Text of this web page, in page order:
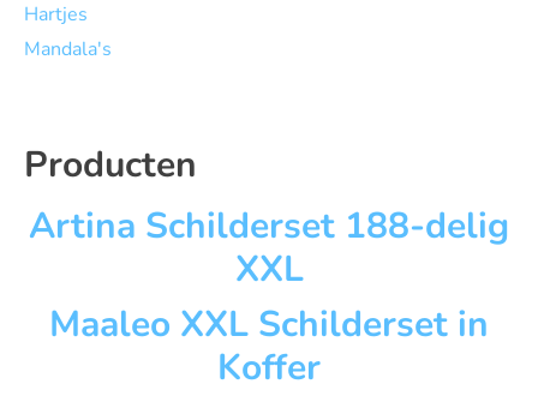
Hartjes
Mandala's
Producten
Artina Schilderset 188-delig
XXL
Maaleo XXL Schilderset in
Koffer